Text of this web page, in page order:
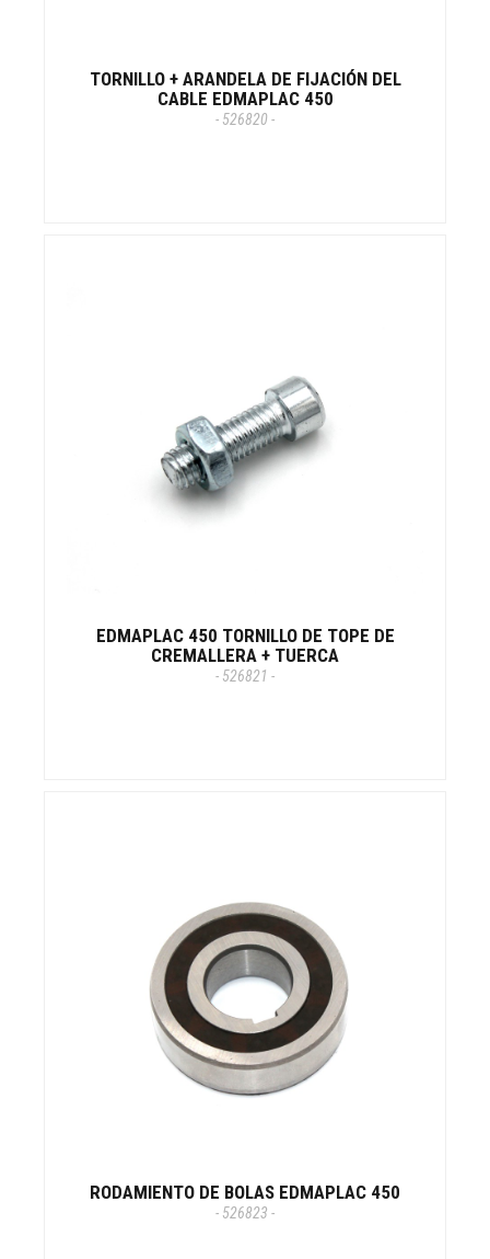
TORNILLO + ARANDELA DE FIJACIÓN DEL
CABLE EDMAPLAC 450
- 526820 -
EDMAPLAC 450 TORNILLO DE TOPE DE
CREMALLERA + TUERCA
- 526821 -
RODAMIENTO DE BOLAS EDMAPLAC 450
- 526823 -